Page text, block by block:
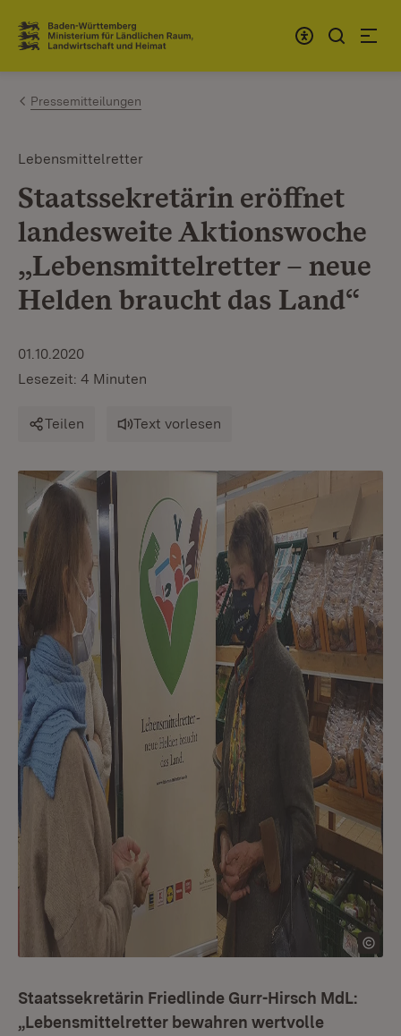
Zum Inhalt springen
Link zur Startseite
Pressemitteilungen
Lebensmittelretter
Staatssekretärin eröffnet
landesweite Aktionswoche
„Lebensmittelretter – neue
Helden braucht das Land“
01.10.2020
Lesezeit: 4 Minuten
Teilen Text vorlesen
Staatssekretärin Friedlinde Gurr-Hirsch MdL:
„Lebensmittelretter bewahren wertvolle